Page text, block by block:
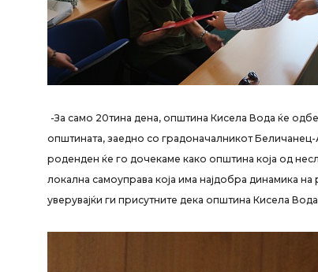
-За само 20тина дена, општина Кисела Вода ќе
општината, заедно со градоначалникот
роденден ќе го дочекаме како општина која од
локална самоуправа која има најдобра динамика
уверувајќи ги присутните дека општина Кисела